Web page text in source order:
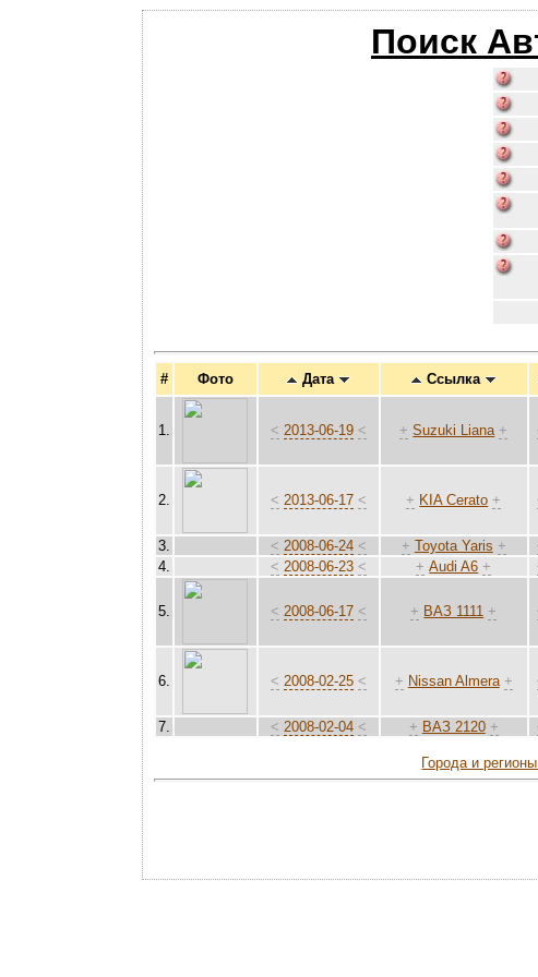
Поиск
# Фото Дата Ссылка
1. < 2013-06-19 < + Suzuki Liana +
2. < 2013-06-17 < + KIA Cerato +
3. < 2008-06-24 < + Toyota Yaris +
4. < 2008-06-23 < + Audi A6 +
5. < 2008-06-17 < + ВАЗ 1111 +
6. < 2008-02-25 < + Nissan Almera +
7. < 2008-02-04 < + ВАЗ 2120 +
Города и